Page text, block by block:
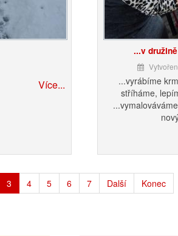
Více...
...v
...vyrábíme
stříháme,
3 4 5 6 7 Další Konec